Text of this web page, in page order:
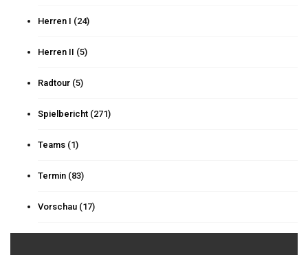
Herren I (24)
Herren II (5)
Radtour (5)
Spielbericht (271)
Teams (1)
Termin (83)
Vorschau (17)